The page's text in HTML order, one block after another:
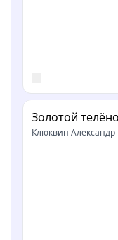
Золотой
Клюквин